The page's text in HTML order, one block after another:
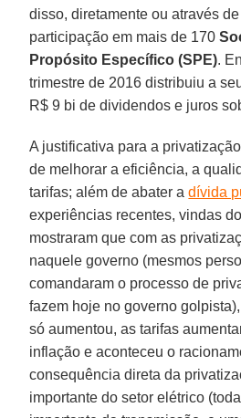
disso, diretamente ou através
participação em mais de 170
Propósito Específico (SPE).
trimestre de 2016 distribuiu a
R$ 9 bi de dividendos e juros
A justificativa para a
de melhorar a eficiência, a
tarifas; além de abater adívida
experiências recentes, vindas
mostraram que com as
naquele governo (mesmos
comandaram o processo de
fazem hoje no governo
só aumentou, as tarifas
inflação e aconteceu o
consequência direta da
importante do setor elétrico